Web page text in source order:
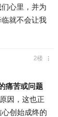
心里，并为
就不会让我
2楼
痛苦或问题
因，这也正
创始成终的